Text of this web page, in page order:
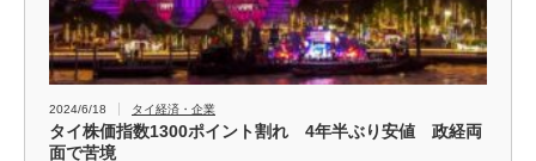
2024/6/18 タイ経済・企業
タイ株価指数1300ポイント割れ 4年半ぶり安値 政経両
面で苦境